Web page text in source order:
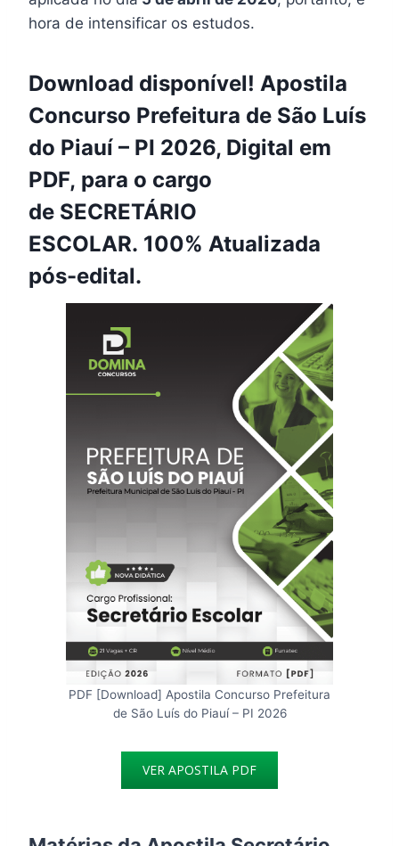
hora de intensificar os estudos.
Download disponível! Apostila
Concurso Prefeitura de São Luís
do Piauí – PI 2026, Digital em
PDF, para o cargo
de SECRETÁRIO
ESCOLAR. 100% Atualizada
pós-edital.
PDF [Download] Apostila Concurso Prefeitura
de São Luís do Piauí – PI 2026
VER APOSTILA PDF